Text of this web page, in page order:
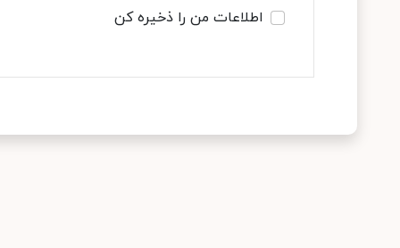
اطلاعات من را ذخیره کن